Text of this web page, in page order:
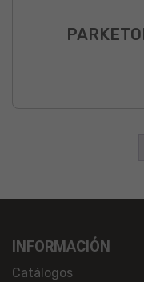
INFORMACIÓN
Catálogos